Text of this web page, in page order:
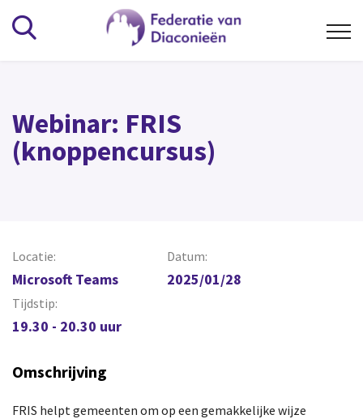
Wat is het Diaconaat
Overig
Vereniging
Doelstelling
Geschiedenis
Webinar: FRIS
(knoppencursus)
Locatie:
Microsoft Teams
Datum:
2025/01/28
Tijdstip:
19.30 - 20.30 uur
Omschrijving
FRIS helpt gemeenten om op een gemakkelijke wijze